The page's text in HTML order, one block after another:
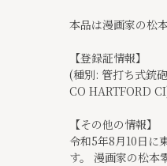
本品は漫画家の松
【登録証情報】
(種別: 管打ち式銃
CO HARTFORD
【その他の情報】
令和5年8月10日に
す。 漫画家の松本